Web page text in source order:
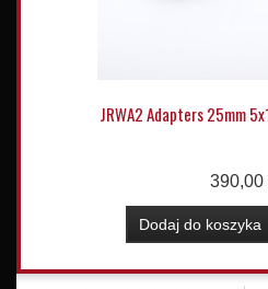
JRWA2 Adapters 25mm
390,00
Dodaj do koszyka